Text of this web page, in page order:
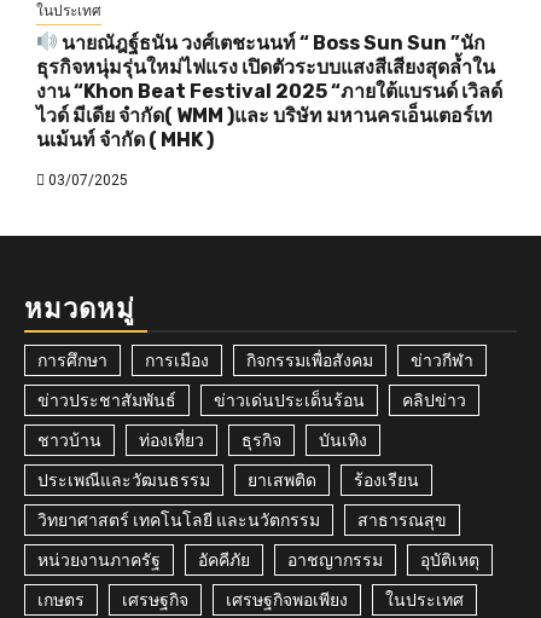
ในประเทศ
นายณัฎฐ์ธนัน วงศ์เตชะนนท์ “ Boss Sun Sun ”นัก
ธุรกิจหนุ่มรุ่นใหม่ไฟแรง เปิดตัวระบบแสงสีเสียงสุดล้ำใน
งาน “Khon Beat Festival 2025 “ภายใต้แบรนด์ เวิลด์
ไวด์ มีเดีย จำกัด( WMM )และ บริษัท มหานครเอ็นเตอร์เท
นเม้นท์ จำกัด ( MHK )
03/07/2025
หมวดหมู่
การศึกษา การเมือง กิจกรรมเพื่อสังคม ข่าวกีฬา
ข่าวประชาสัมพันธ์ ข่าวเด่นประเด็นร้อน คลิปข่าว
ชาวบ้าน ท่องเที่ยว ธุรกิจ บันเทิง
ประเพณีและวัฒนธรรม ยาเสพติด ร้องเรียน
วิทยาศาสตร์ เทคโนโลยี และนวัตกรรม สาธารณสุข
หน่วยงานภาครัฐ อัคคีภัย อาชญากรรม อุบัติเหตุ
เกษตร เศรษฐกิจ เศรษฐกิจพอเพียง ในประเทศ